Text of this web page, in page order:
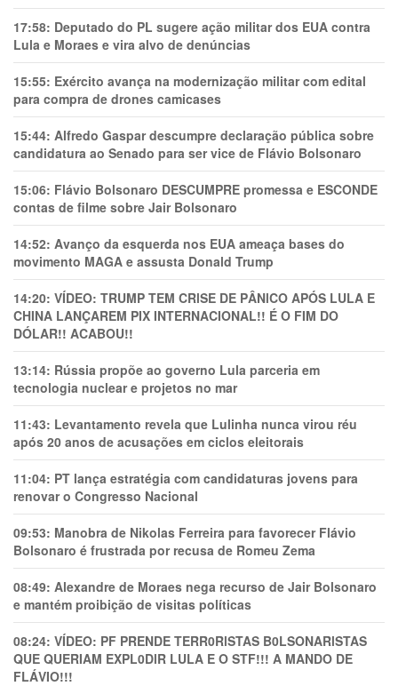
17:58: Deputado do PL sugere ação militar dos EUA contra
Lula e Moraes e vira alvo de denúncias
15:55: Exército avança na modernização militar com edital
para compra de drones camicases
15:44: Alfredo Gaspar descumpre declaração pública sobre
candidatura ao Senado para ser vice de Flávio Bolsonaro
15:06: Flávio Bolsonaro DESCUMPRE promessa e ESCONDE
contas de filme sobre Jair Bolsonaro
14:52: Avanço da esquerda nos EUA ameaça bases do
movimento MAGA e assusta Donald Trump
14:20: VÍDEO: TRUMP TEM CRlSE DE PÂNlCO APÓS LULA E
CHINA LANÇAREM PIX INTERNACIONAL!! É O FIM DO
DÓLAR!! ACABOU!!
13:14: Rússia propõe ao governo Lula parceria em
tecnologia nuclear e projetos no mar
11:43: Levantamento revela que Lulinha nunca virou réu
após 20 anos de acusações em ciclos eleitorais
11:04: PT lança estratégia com candidaturas jovens para
renovar o Congresso Nacional
09:53: Manobra de Nikolas Ferreira para favorecer Flávio
Bolsonaro é frustrada por recusa de Romeu Zema
08:49: Alexandre de Moraes nega recurso de Jair Bolsonaro
e mantém proibição de visitas políticas
08:24: VÍDEO: PF PRENDE TERR0RlSTAS B0LSONARlSTAS
QUE QUERIAM EXPL0DlR LULA E O STF!!! A MANDO DE
FLÁVIO!!!